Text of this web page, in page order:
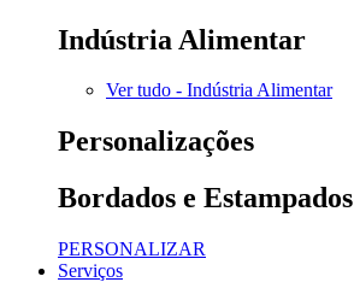
Indústria Alimentar
Ver tudo - Indústria Alimentar
Personalizações
Bordados e Estampados
PERSONALIZAR
Serviços